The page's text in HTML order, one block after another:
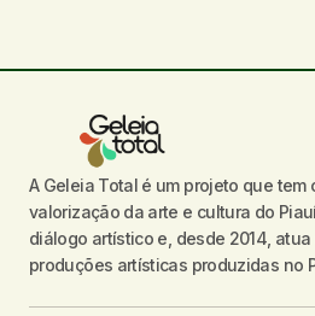
A Geleia Total é um projeto que tem
valorização da arte e cultura do
diálogo artístico e, desde 2014,
produções artísticas produzidas no